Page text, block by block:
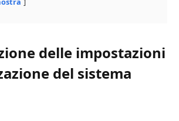
delle impostazioni
del sistema